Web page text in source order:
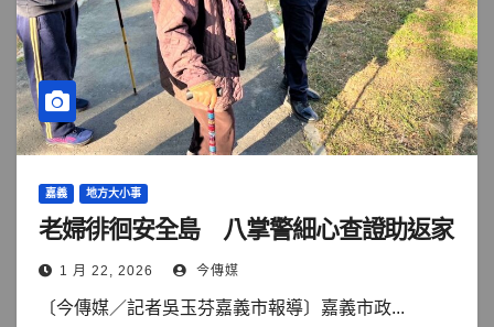
嘉義 地方大小事
老婦徘徊安全島 八掌警細心查證助返家
1 月 22, 2026 今傳媒
〔今傳媒／記者吳玉芬嘉義市報導〕嘉義市政...